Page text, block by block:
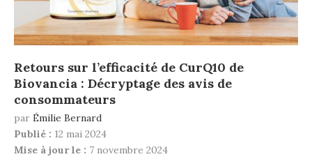
Retours sur l’efficacité de CurQ10 de
Biovancia : Décryptage des avis de
consommateurs
par Émilie Bernard
Publié : 12 mai 2024
Mise à jour le : 7 novembre 2024